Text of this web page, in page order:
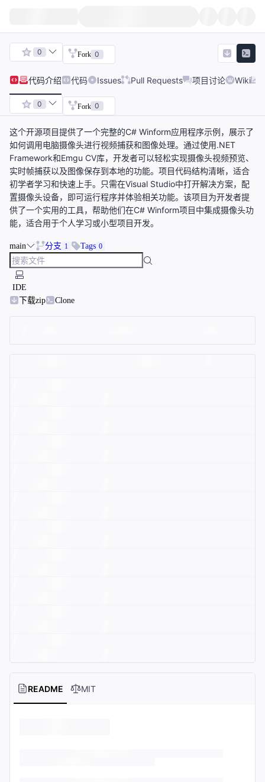
0 Fork 0
代码介绍 代码 Issues Pull Requests 项目讨论 Wiki
0 Fork 0
这个开源项目提供了一个完整的C# Winform应用程序示例，展示了
如何调用电脑摄像头进行视频捕获和图像处理。通过使用.NET
Framework和Emgu CV库，开发者可以轻松实现摄像头视频预览、
实时帧捕获以及图像保存到本地的功能。项目代码结构清晰，适合
初学者学习和快速上手。只需在Visual Studio中打开解决方案，配
置摄像头设备，即可运行程序并体验相关功能。该项目为开发者提
供了一个实用的工具，帮助他们在C# Winform项目中集成摄像头功
能，适合用于个人学习或小型项目开发。
main 分支 1 Tags 0
IDE
下载zip
Clone
README MIT